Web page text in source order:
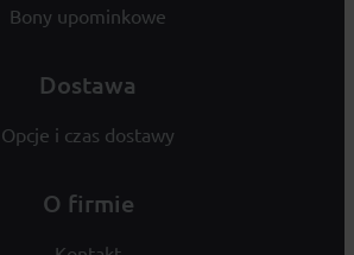
Bony upominkowe
Dostawa
Opcje i czas dostawy
O firmie